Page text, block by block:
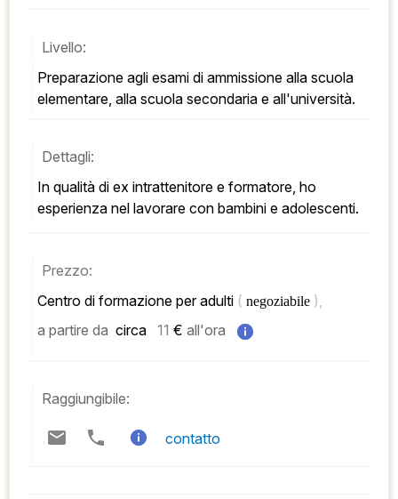
Livello:
Preparazione agli esami di ammissione alla scuola
elementare, alla scuola secondaria e all'università.
Dettagli:
In qualità di ex intrattenitore e formatore, ho
esperienza nel lavorare con bambini e adolescenti.
Prezzo:
Centro di formazione per adulti ( negoziabile ),
a partire da circa 11 € all'ora
Raggiungibile:
contatto